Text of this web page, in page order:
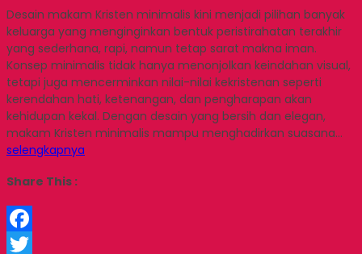
Desain makam Kristen minimalis kini menjadi pilihan banyak
keluarga yang menginginkan bentuk peristirahatan terakhir
yang sederhana, rapi, namun tetap sarat makna iman.
Konsep minimalis tidak hanya menonjolkan keindahan visual,
tetapi juga mencerminkan nilai-nilai kekristenan seperti
kerendahan hati, ketenangan, dan pengharapan akan
kehidupan kekal. Dengan desain yang bersih dan elegan,
makam Kristen minimalis mampu menghadirkan suasana…
selengkapnya
Share This :
Facebook